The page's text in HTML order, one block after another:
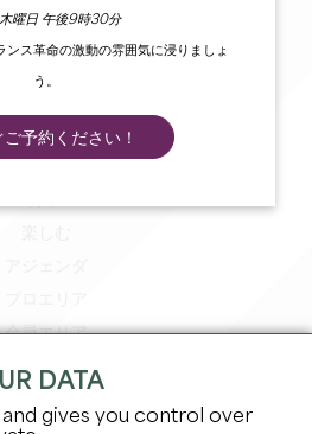
会員エリア
プレスエリア
曜日 午後9時30分
ス革命の激動の雰囲気に浸りましょ
う。
予約ください！
DATA
and gives you control over